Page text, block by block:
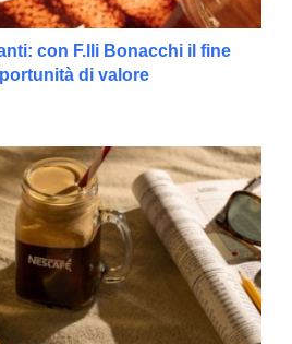
con F.lli Bonacchi il fine
di valore